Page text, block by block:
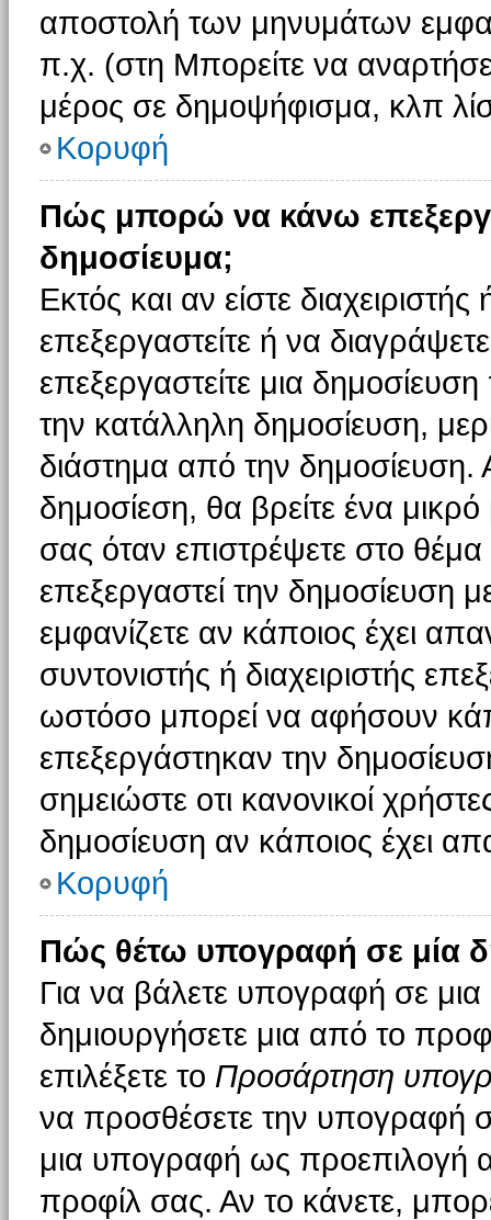
αποστολή των μηνυμάτων
π.χ. (στη Μπορείτε να
μέρος σε δημοψήφισμα, κλπ
Κορυφή
Πώς μπορώ να κάνω
δημοσίευμα;
Εκτός και αν είστε
επεξεργαστείτε ή να
επεξεργαστείτε μια
την κατάλληλη δημοσίευση,
διάστημα από την δημοσίευση.
δημοσίεση, θα βρείτε ένα
σας όταν επιστρέψετε στο
επεξεργαστεί την δημοσίευση
εμφανίζετε αν κάποιος έχει
συντονιστής ή διαχειριστής
ωστόσο μπορεί να αφήσουν
επεξεργάστηκαν την
σημειώστε οτι κανονικοί
δημοσίευση αν κάποιος έχει
Κορυφή
Πώς θέτω υπογραφή σε μία
Για να βάλετε υπογραφή σε
δημιουργήσετε μια από το
επιλέξετε το Προσάρτηση
να προσθέσετε την υπογραφή
μια υπογραφή ως προεπιλογή
προφίλ σας. Αν το κάνετε,